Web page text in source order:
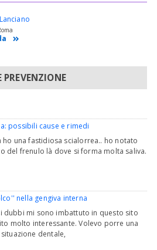
PREVENZIONE
possibili cause e rimedi
ho una fastidiosa scialorrea.. ho notato
del frenulo là dove si forma molta saliva.
nella gengiva interna
dubbi mi sono imbattuto in questo sito
molto interessante. Volevo porre una
dentale,